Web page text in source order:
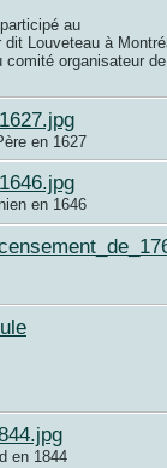
au
Louveteau à
comité organisateur de
en 1627
en 1646
en 1844